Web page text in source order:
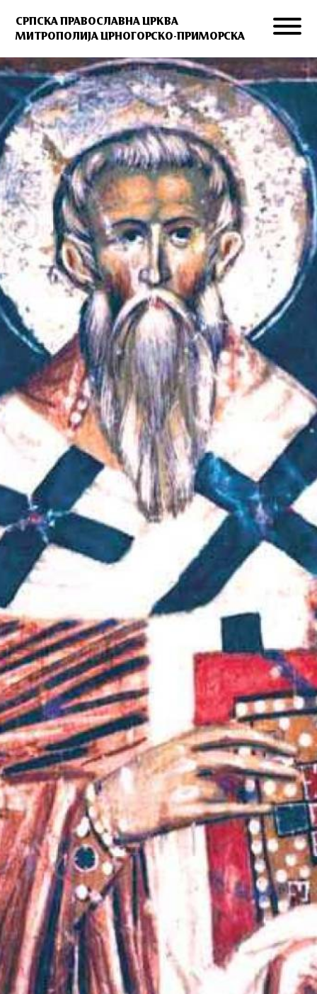
СРПСКА ПРАВОСЛАВНА ЦРКВА
МИТРОПОЛИЈА ЦРНОГОРСКО-ПРИМОРСКА